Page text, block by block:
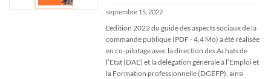
septembre 15, 2022
L'édition 2022 du guide des aspects sociaux de la
commande publique (PDF - 4,4 Mo) a été réalisée
en co-pilotage avec la direction des Achats de
l’Etat (DAE) et la délégation générale à l’Emploi et
la Formation professionnelle (DGEFP), ainsi